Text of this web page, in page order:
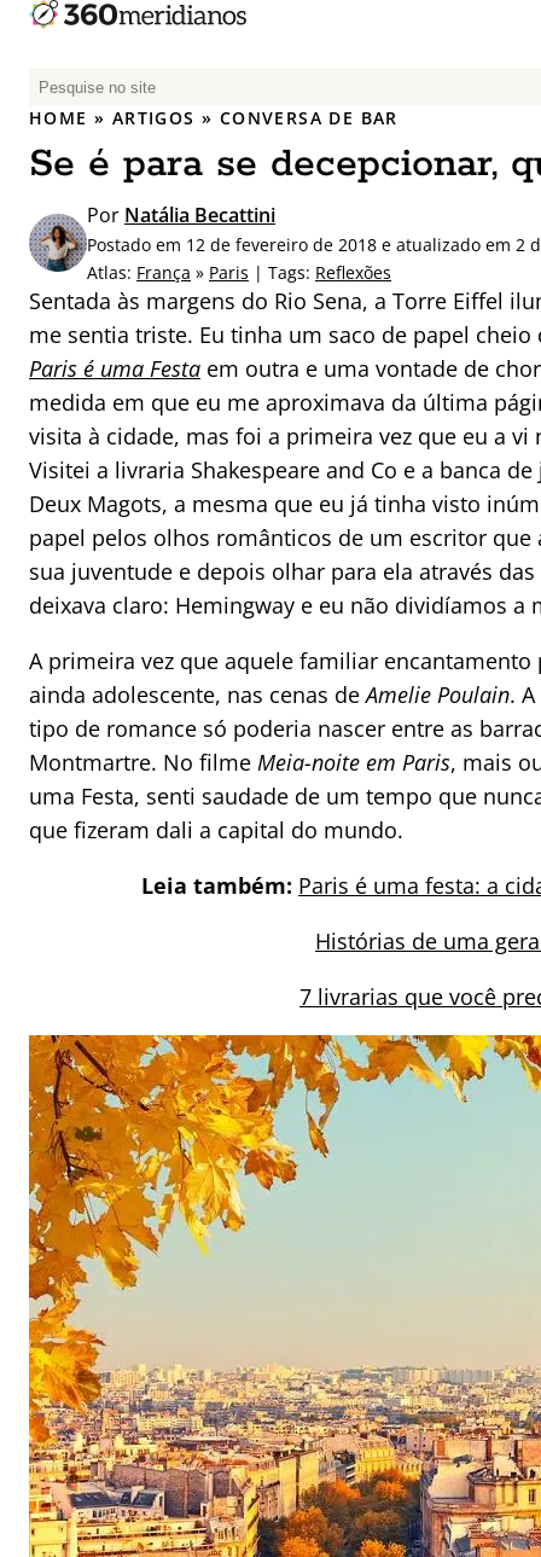
P
e
q
i
s
r
p
o
r
:
HOME » ARTIGOS » CONVERSA DE BAR
Se é para se decepcionar,
Por Natália Becattini
Postado em 12 de fevereiro de 2018 e atualizado em 2
Atlas: França » Paris | Tags: Reflexões
Sentada às margens do Rio Sena, a Torre Eiffel
me sentia triste. Eu tinha um saco de papel
Paris é uma Festa em outra e uma vontade de
medida em que eu me aproximava da última
visita à cidade, mas foi a primeira vez que eu a
Visitei a livraria Shakespeare and Co e a banca
Deux Magots, a mesma que eu já tinha visto
papel pelos olhos românticos de um escritor
sua juventude e depois olhar para ela através
deixava claro: Hemingway e eu não dividíamos a
A primeira vez que aquele familiar
ainda adolescente, nas cenas deAmelie Poulain.
tipo de romance só poderia nascer entre as
Montmartre. No filme Meia-noite em Paris, mais
uma Festa, senti saudade de um tempo que
que fizeram dali a capital do mundo.
Leia também: Paris é uma festa: a
Histórias de uma
7 livrarias que você